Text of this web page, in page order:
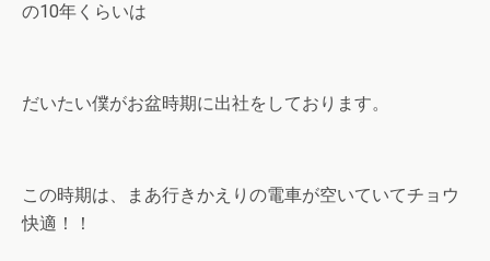
の10年くらいは
だいたい僕がお盆時期に出社をしております。
この時期は、まあ行きかえりの電車が空いていてチョウ
快適！！